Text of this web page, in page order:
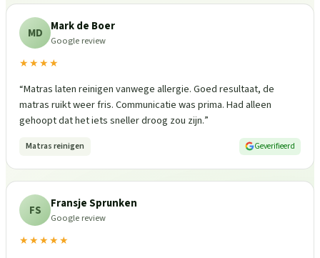
MD Mark de Boer
Google review
★★★★
“Matras laten reinigen vanwege allergie. Goed resultaat, de
matras ruikt weer fris. Communicatie was prima. Had alleen
gehoopt dat het iets sneller droog zou zijn.”
Matras reinigen Geverifieerd
FS Fransje Sprunken
Google review
★★★★★